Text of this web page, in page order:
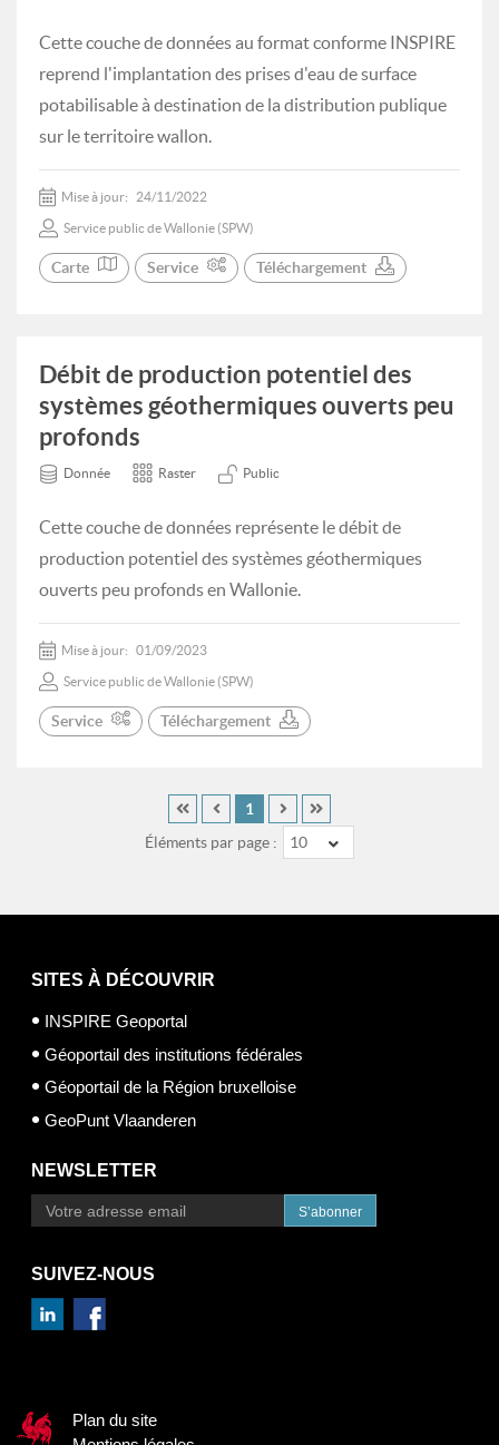
Cette couche de données au format conforme INSPIRE
reprend l'implantation des prises d'eau de surface
potabilisable à destination de la distribution publique
sur le territoire wallon.
Mise à jour: 24/11/2022
Service public de Wallonie (SPW)
Carte Service Téléchargement
Débit de production potentiel des
systèmes géothermiques ouverts peu
profonds
Donnée Raster Public
Cette couche de données représente le débit de
production potentiel des systèmes géothermiques
ouverts peu profonds en Wallonie.
Mise à jour: 01/09/2023
Service public de Wallonie (SPW)
Service Téléchargement
Éléments par page : 10
1
SITES À DÉCOUVRIR
INSPIRE Geoportal
Géoportail des institutions fédérales
Géoportail de la Région bruxelloise
GeoPunt Vlaanderen
NEWSLETTER
S’abonner
SUIVEZ-NOUS
Plan du site